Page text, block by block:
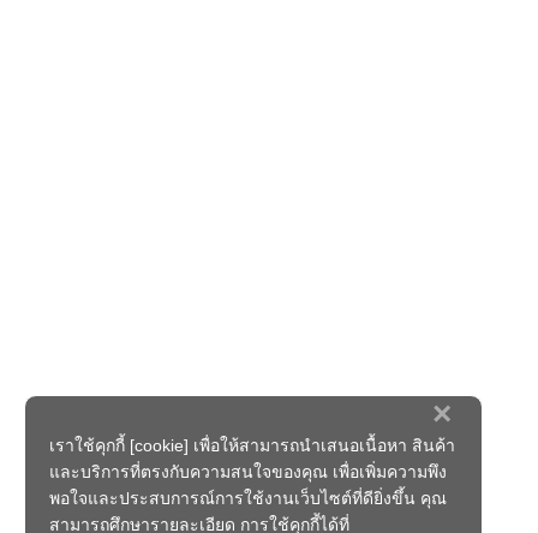
×
เราใช้คุกกี้ [cookie] เพื่อให้สามารถนำเสนอเนื้อหา สินค้า
และบริการที่ตรงกับความสนใจของคุณ เพื่อเพิ่มความพึง
พอใจและประสบการณ์การใช้งานเว็บไซต์ที่ดียิ่งขึ้น คุณ
สามารถศึกษารายละเอียด การใช้คุกกี้ได้ที่